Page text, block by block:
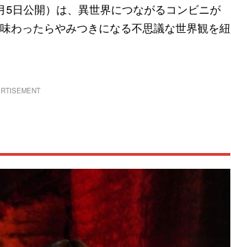
5日公開）は、異世界につながるコンビニが
わったらやみつきになる不思議な世界観を紐